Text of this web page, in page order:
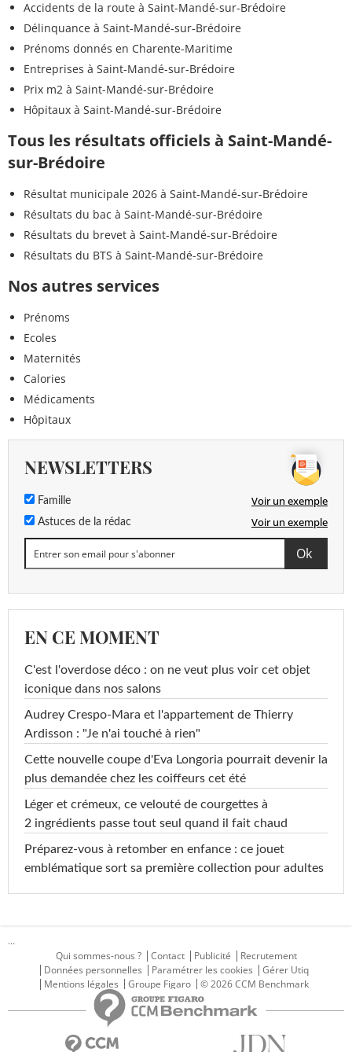
Accidents de la route à Saint-Mandé-sur-Brédoire
Délinquance à Saint-Mandé-sur-Brédoire
Prénoms donnés en Charente-Maritime
Entreprises à Saint-Mandé-sur-Brédoire
Prix m2 à Saint-Mandé-sur-Brédoire
Hôpitaux à Saint-Mandé-sur-Brédoire
Tous les résultats officiels à Saint-Mandé-
sur-Brédoire
Résultat municipale 2026 à Saint-Mandé-sur-Brédoire
Résultats du bac à Saint-Mandé-sur-Brédoire
Résultats du brevet à Saint-Mandé-sur-Brédoire
Résultats du BTS à Saint-Mandé-sur-Brédoire
Nos autres services
Prénoms
Ecoles
Maternités
Calories
Médicaments
Hôpitaux
NEWSLETTERS
Famille Voir un exemple
Astuces de la rédac Voir un exemple
EN CE MOMENT
C'est l'overdose déco : on ne veut plus voir cet objet
iconique dans nos salons
Audrey Crespo-Mara et l'appartement de Thierry
Ardisson : "Je n'ai touché à rien"
Cette nouvelle coupe d'Eva Longoria pourrait devenir la
plus demandée chez les coiffeurs cet été
Léger et crémeux, ce velouté de courgettes à
2 ingrédients passe tout seul quand il fait chaud
Préparez-vous à retomber en enfance : ce jouet
emblématique sort sa première collection pour adultes
...
Qui sommes-nous ?
Contact Publicité
Recrutement
Données personnelles
Paramétrer les cookies
Gérer Utiq
Mentions légales
Groupe Figaro © 2026 CCM Benchmark